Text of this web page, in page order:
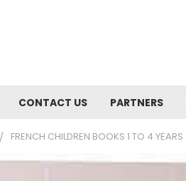
CONTACT US PARTNERS
FRENCH CHILDREN BOOKS 1 TO 4 YEARS